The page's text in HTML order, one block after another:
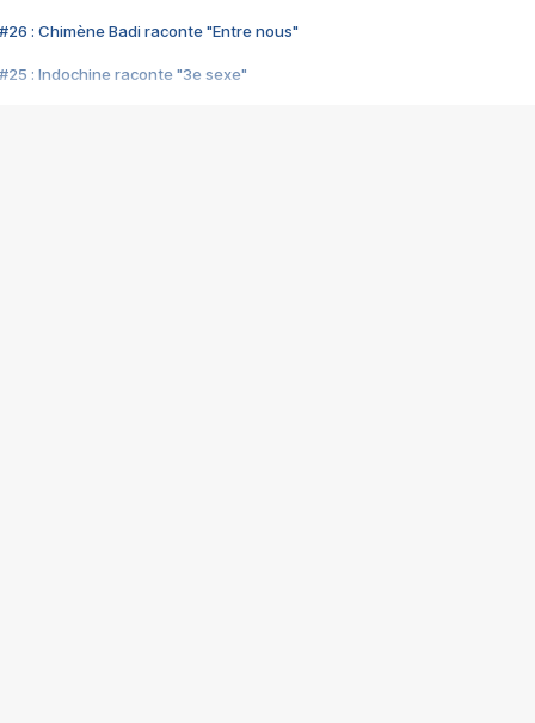
#26 : Chimène Badi raconte "Entre nous"
#25 : Indochine raconte "3e sexe"